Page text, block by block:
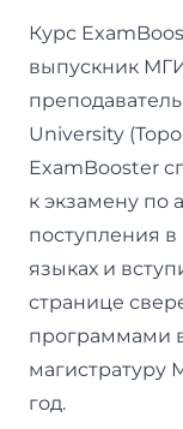
Курс
выпускник
University
ExamBooster
к экзамену по
поступления
языках и
странице
программами
год.